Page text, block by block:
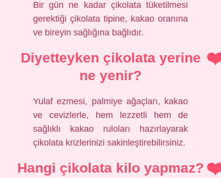
Bir gün ne kadar çikolata tüketilmesi
gerektiği çikolata tipine, kakao oranına
ve bireyin sağlığına bağlıdır.
Diyetteyken çikolata yerine
ne yenir?
Yulaf ezmesi, palmiye ağaçları, kakao
ve cevizlerle, hem lezzetli hem de
sağlıklı kakao ruloları hazırlayarak
çikolata krizlerinizi sakinleştirebilirsiniz.
Hangi çikolata kilo yapmaz?